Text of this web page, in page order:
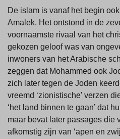
De islam is vanaf het begin
Amalek. Het ontstond in de
voornaamste rivaal van het
gekozen geloof was van
inwoners van het Arabische
zeggen dat Mohammed ook
zich later tegen de Joden
vreemd ‘zionistische’ verzen
‘het land binnen te gaan’ dat
maar bevat later passages die
afkomstig zijn van ‘apen en